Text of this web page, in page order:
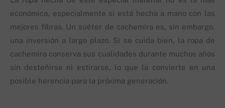
económica, especialmente si está hecha a mano con las
mejores fibras. Un suéter de cachemira es, sin embargo,
una inversión a largo plazo. Si se cuida bien, la ropa de
cachemira conserva sus cualidades durante muchos años
sin desteñirse ni estirarse, lo que la convierte en una
posible herencia para la próxima generación.